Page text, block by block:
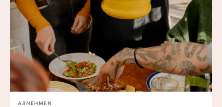
ABNEHMEN